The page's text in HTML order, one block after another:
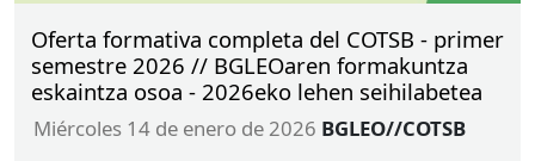
periodo de audiencia e información pública,
Oferta formativa completa del COTSB - primer
semestre 2026 // BGLEOaren formakuntza
eskaintza osoa - 2026eko lehen seihilabetea
miércoles 14 de enero de 2026 BGLEO//COTSB